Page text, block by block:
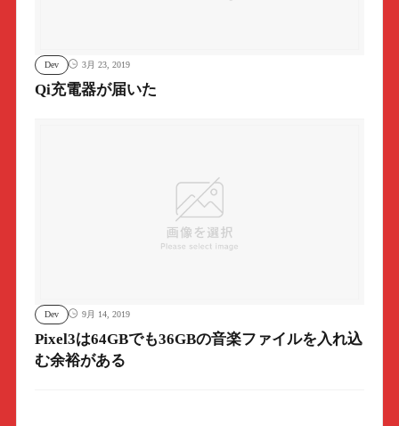
Dev 3月 23, 2019
Qi充電器が届いた
Dev 9月 14, 2019
Pixel3は64GBでも36GBの音楽ファイルを入れ込
む余裕がある